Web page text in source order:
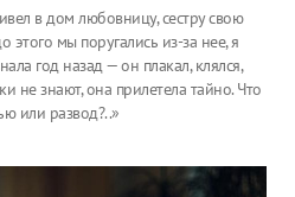
в дом любовницу, сестру свою
мы поругались из-за нее, я
год назад — он плакал, клялся,
не знают, она прилетела тайно. Что
или развод?..»